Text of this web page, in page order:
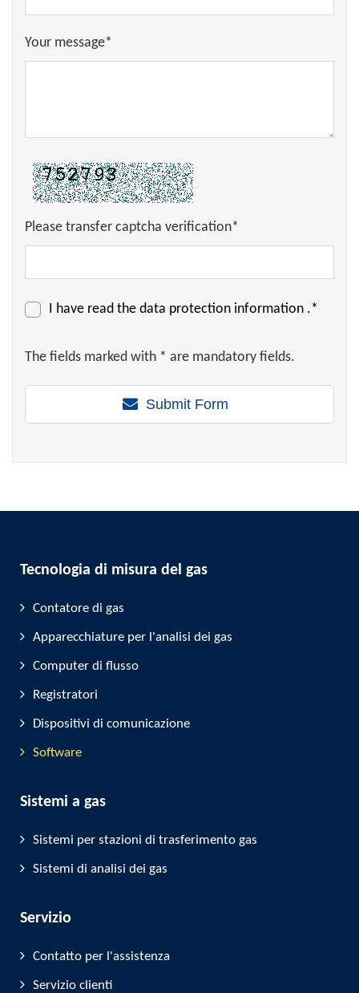
Your message*
Please transfer captcha verification*
I have read the data protection information .*
The fields marked with * are mandatory fields.
Submit Form
Tecnologia di misura del gas
Contatore di gas
Apparecchiature per l'analisi dei gas
Computer di flusso
Registratori
Dispositivi di comunicazione
Software
Sistemi a gas
Sistemi per stazioni di trasferimento gas
Sistemi di analisi dei gas
Servizio
Contatto per l'assistenza
Servizio clienti